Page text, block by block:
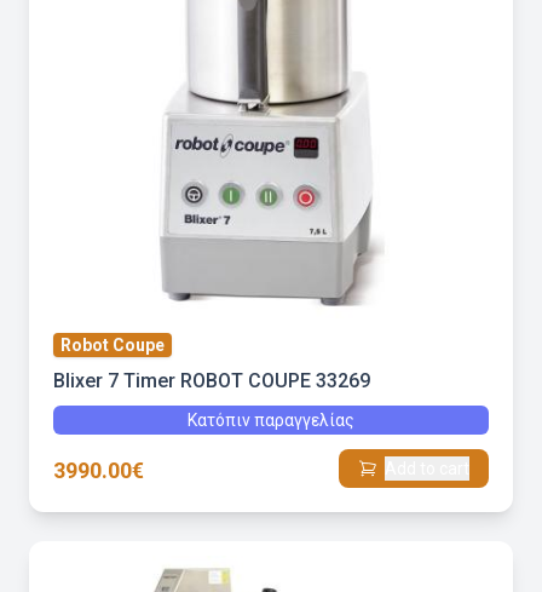
Robot Coupe
Blixer 7 Timer ROBOT COUPE 33269
Κατόπιν παραγγελίας
3990.00€